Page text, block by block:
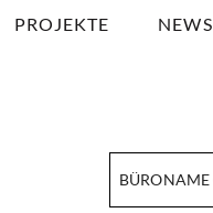
PROJEKTE NEWS